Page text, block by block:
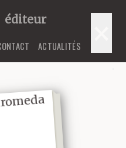
éditeur
ACTUALITÉS